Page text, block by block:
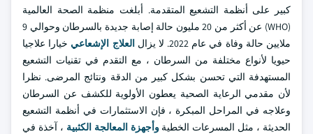
كبير على أنظمة التشعيع المتقدمة. أبلغت منظمة الصحة العالمية
(WHO) عن أكثر من 20 مليون حالة إصابة جديدة بالسرطان وحوالي 9
ملايين حالة وفاة في عام 2022. لا يزال
العلاج الإشعاعي خيارا علاجيا
حيويا لأنواع مختلفة من السرطان ، مع التقدم في تقنيات التشعيع
المستهدفة التي تحسن بشكل كبير من الدقة ونتائج المرضى. نظرا
لأن مقدمي الرعاية الصحية يعطون الأولوية للكشف عن السرطان
وعلاجه في المراحل المبكرة ، فإن الاستثمارات في أنظمة التشعيع
الحديثة ، مثل المسرعات الخطيةوأجهزة المعالجة الكثبية ، آخذة في